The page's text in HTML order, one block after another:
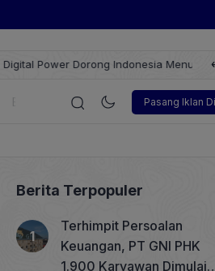
Menuju Revolusi Energi Terbarukan
Pasang Iklan
Energi Korporasi Teknologi
Berita Terpopuler
Terhimpit Persoalan
Keuangan, PT GNI PHK
1.900 Karyawan Dimulai